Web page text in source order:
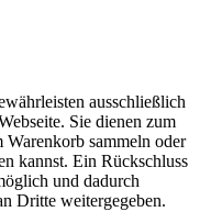
ausschließlich
Sie dienen zum
Warenkorb sammeln oder
kannst. Ein Rückschluss
und dadurch
Dritte weitergegeben.